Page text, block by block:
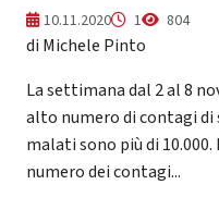
10.11.2020 1 804
di Michele Pinto
La settimana dal 2 al 8
alto numero di contagi di
malati sono più di
numero dei contagi...